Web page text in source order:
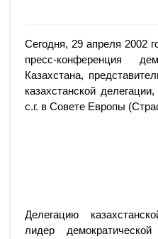
Сегодня, 29 апреля 2002
пресс-конференция
Казахстана,
казахстанской
с.г. в Совете Европы
Делегацию
лидер